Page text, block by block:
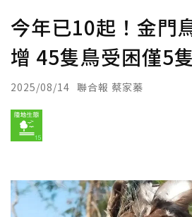
今年已10起！金門
增 45隻鳥受困僅5
2025/08/14 聯合報 蔡家蓁